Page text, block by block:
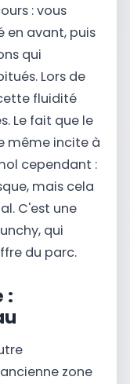
: vous
en avant, puis
qui
Lors de
fluidité
Le fait que le
même incite à
cependant :
mais cela
C'est une
qui
du parc.
:
zone